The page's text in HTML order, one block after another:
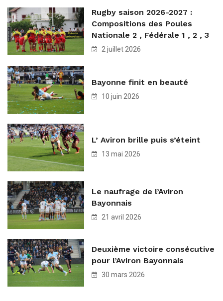
Rugby saison 2026-2027 :
Compositions des Poules
Nationale 2 , Fédérale 1 , 2 , 3
2 juillet 2026
Bayonne finit en beauté
10 juin 2026
L’ Aviron brille puis s’éteint
13 mai 2026
Le naufrage de l’Aviron
Bayonnais
21 avril 2026
Deuxième victoire consécutive
pour l’Aviron Bayonnais
30 mars 2026